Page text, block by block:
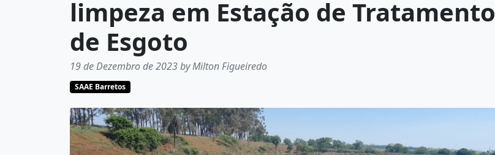
limpeza em Estação de Tratamento
de Esgoto
19 de Dezembro de 2023 by Milton Figueiredo
SAAE Barretos